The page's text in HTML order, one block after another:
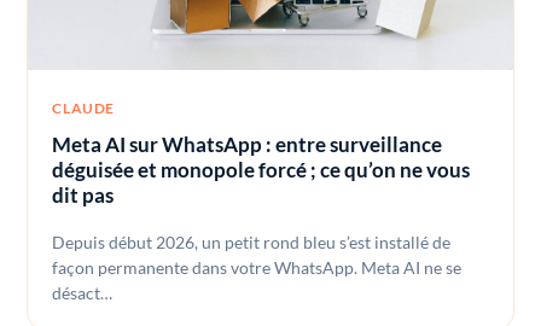
CLAUDE
Meta AI sur WhatsApp : entre surveillance
déguisée et monopole forcé ; ce qu’on ne vous
dit pas
Depuis début 2026, un petit rond bleu s’est installé de
façon permanente dans votre WhatsApp. Meta AI ne se
désact…